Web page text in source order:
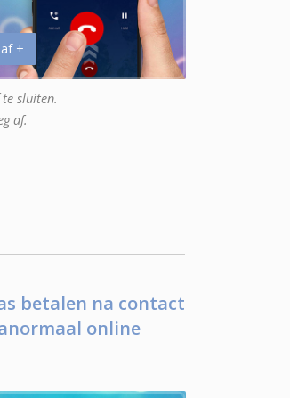
+
sluiten.
af.
betalen na contact
online